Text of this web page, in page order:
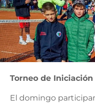
Torneo de
El domingo